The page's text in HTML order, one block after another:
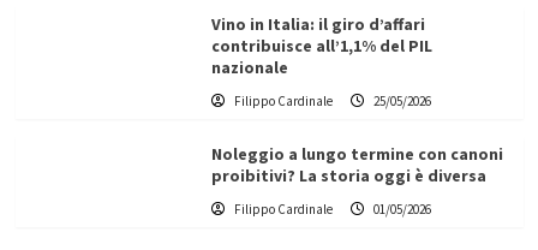
Vino in Italia: il giro d’affari
contribuisce all’1,1% del PIL
nazionale
Filippo Cardinale 25/05/2026
Noleggio a lungo termine con canoni
proibitivi? La storia oggi è diversa
Filippo Cardinale 01/05/2026